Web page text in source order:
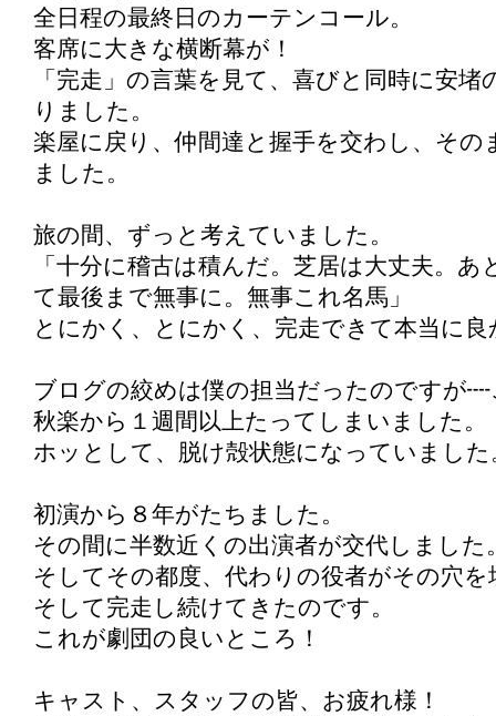
全日程の最終日のカーテンコール。
客席に大きな横断幕が！
「完走」の言葉を見て、喜びと同時に安
りました。
楽屋に戻り、仲間達と握手を交わし、その
ました。
旅の間、ずっと考えていました。
「十分に稽古は積んだ。芝居は大丈夫。
て最後まで無事に。無事これ名馬」
とにかく、とにかく、完走できて本当に良
ブログの絞めは僕の担当だったのですが
秋楽から１週間以上たってしまいました。
ホッとして、脱け殻状態になっていました
初演から８年がたちました。
その間に半数近くの出演者が交代しました
そしてその都度、代わりの役者がその穴
そして完走し続けてきたのです。
これが劇団の良いところ！
キャスト、スタッフの皆、お疲れ様！